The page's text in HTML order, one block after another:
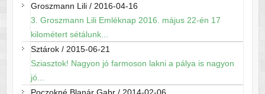
Groszmann Lili/ 2016-04-16
3. Groszmann Lili Emléknap 2016. május 22-én 17
kilométert sétálunk...
Sztárok/ 2015-06-21
Sziasztok! Nagyon jó farmoson lakni a pálya is nagyon
jó...
Poczokné Blanár Gabr/ 2014-02-06